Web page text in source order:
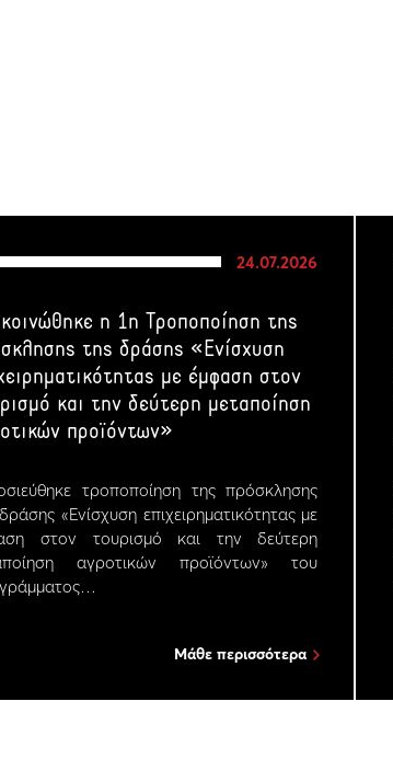
24.07.2026
η 1η Τροποποίηση της
της δράσης «Ενίσχυση
με έμφαση στον
και την δεύτερη μεταποίηση
προϊόντων»
τροποποίηση της πρόσκλησης
«Ενίσχυση επιχειρηματικότητας με
στον τουρισμό και την δεύτερη
αγροτικών προϊόντων» του
Μάθε περισσότερα